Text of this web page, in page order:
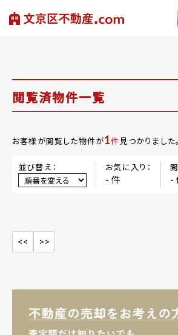
閲覧済物件一覧
お客様が閲覧した物件が1件見つかりました。
並び替え： お気に入り：
- 件 -
<< >>